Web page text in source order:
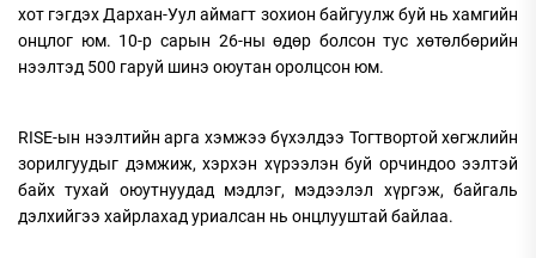
хот гэгдэх Дархан-Уул аймагт зохион байгуулж буй нь хамгийн
онцлог юм. 10-р сарын 26-ны өдөр болсон тус хөтөлбөрийн
нээлтэд 500 гаруй шинэ оюутан оролцсон юм.
RISE-ын нээлтийн арга хэмжээ бүхэлдээ Тогтвортой хөгжлийн
зорилгуудыг дэмжиж, хэрхэн хүрээлэн буй орчиндоо ээлтэй
байх тухай оюутнуудад мэдлэг, мэдээлэл хүргэж, байгаль
дэлхийгээ хайрлахад уриалсан нь онцлууштай байлаа.